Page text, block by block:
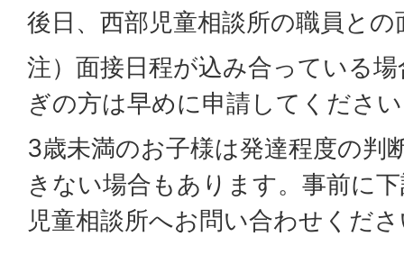
後日、西部児童相談所の職員と
注）面接日程が込み合っている
ぎの方は早めに申請してくださ
3歳未満のお子様は発達程度の判
きない場合もあります。事前に
児童相談所へお問い合わせくだ